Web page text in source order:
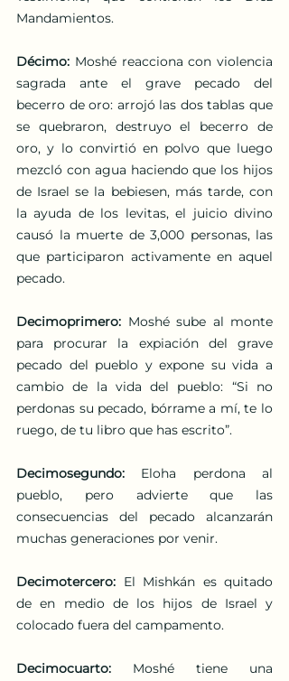
Mandamientos.
Décimo: Moshé reacciona con violencia
sagrada ante el grave pecado del
becerro de oro: arrojó las dos tablas que
se quebraron, destruyo el becerro de
oro, y lo convirtió en polvo que luego
mezcló con agua haciendo que los hijos
de Israel se la bebiesen, más tarde, con
la ayuda de los levitas, el juicio divino
causó la muerte de 3,000 personas, las
que participaron activamente en aquel
pecado.
Decimoprimero: Moshé sube al monte
para procurar la expiación del grave
pecado del pueblo y expone su vida a
cambio de la vida del pueblo: “Si no
perdonas su pecado, bórrame a mí, te lo
ruego, de tu libro que has escrito”.
Decimosegundo: Eloha perdona al
pueblo, pero advierte que las
consecuencias del pecado alcanzarán
muchas generaciones por venir.
Decimotercero: El Mishkán es quitado
de en medio de los hijos de Israel y
colocado fuera del campamento.
Decimocuarto: Moshé tiene una